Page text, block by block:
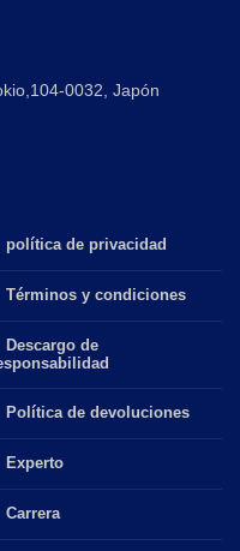
0032, Japón
política de privacidad
Términos y condiciones
Descargo de
Política de devoluciones
Experto
Carrera